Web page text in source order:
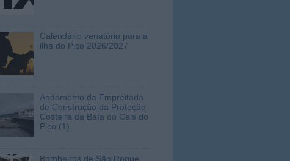
Calendário venatório para a
ilha do Pico 2026/2027
Andamento da Empreitada
de Construção da Proteção
Costeira da Baía do Cais do
Pico (1)
Bombeiros de São Roque